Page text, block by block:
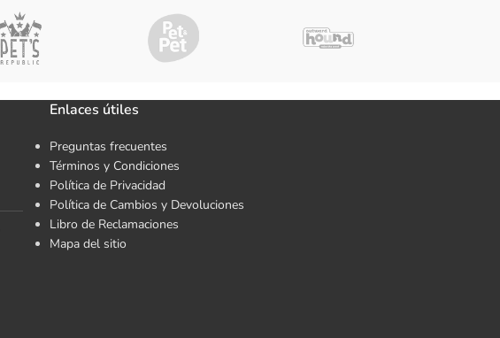
Enlaces útiles
Preguntas frecuentes
Términos y Condiciones
Política de Privacidad
Política de Cambios y Devoluciones
Libro de Reclamaciones
Mapa del sitio